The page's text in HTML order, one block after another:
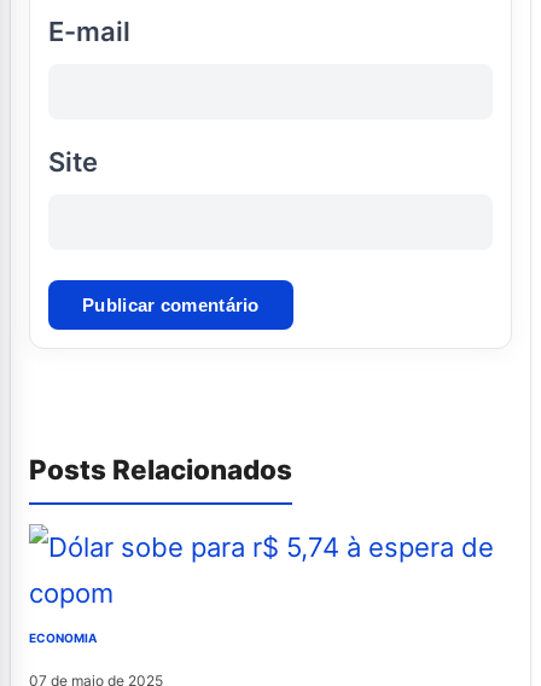
E-mail
Site
Posts Relacionados
ECONOMIA
07 de maio de 2025